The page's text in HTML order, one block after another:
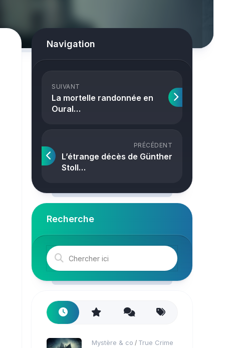
conspiracy
Horreur
Navigation
SUIVANT
La mortelle randonnée en
Oural…
PRÉCÉDENT
L’étrange décès de Günther
Stoll…
Recherche
Mystère & co / True Crime